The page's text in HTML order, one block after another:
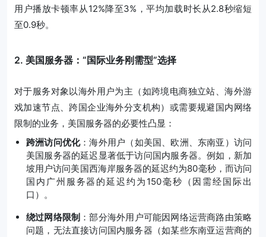
用户播放卡顿率从12%降至3%，平均加载时长从2.8秒缩短
至0.9秒。
2. 美国服务器：“国际业务刚需型”选择
对于服务对象以海外用户为主（如跨境电商独立站、海外游
戏加速节点、跨国企业海外分支机构）或需要规避国内网络
限制的业务，美国服务器的必要性凸显：
跨洲访问优化：海外用户（如美国、欧洲、东南亚）访问
美国服务器的延迟显著低于访问国内服务器。例如，新加
坡用户访问美国西海岸服务器的延迟约为80毫秒，而访问
国内广州服务器的延迟约为150毫秒（因需经国际出
口）。
绕过网络限制 ：部分海外用户可能因网络运营商路由策略
问题，无法直接访问国内服务器（如某些东南亚运营商的